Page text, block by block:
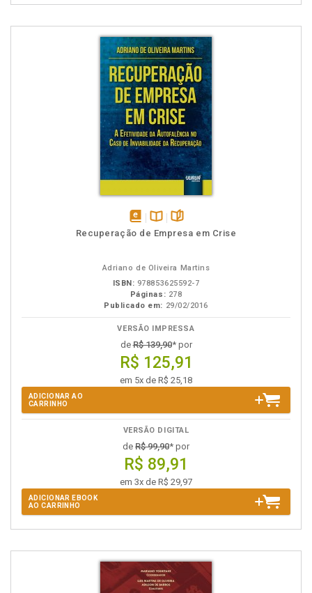
disponívelDisponível
páginas
Recuperação de Empresa em Crise
Adriano de Oliveira Martins
ISBN: 978853625592-7
Páginas: 278
Publicado em: 29/02/2016
VERSÃO IMPRESSA
deR$ 139,90* por
R$ 125,91
em 5x de R$ 25,18
ADICIONAR AO
CARRINHO
VERSÃO DIGITAL
de R$ 99,90* por
R$ 89,91
em 3x de R$ 29,97
ADICIONAR EBOOK
AO CARRINHO